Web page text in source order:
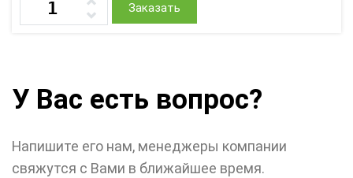
Заказать
У Вас есть вопрос?
Напишите его нам, менеджеры компании
свяжутся с Вами в ближайшее время.